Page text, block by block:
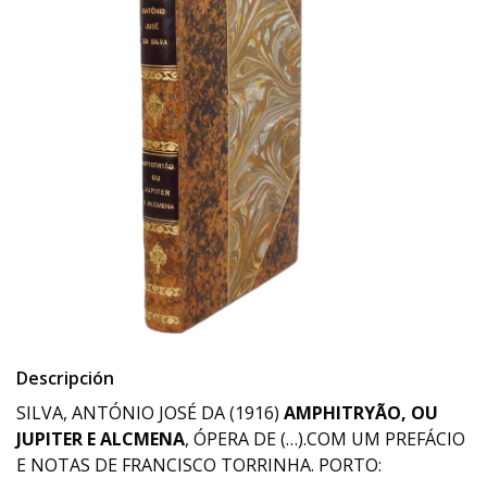
Descripción
SILVA, ANTÓNIO JOSÉ DA (1916) AMPHITRYÃO, OU
JUPITER E ALCMENA, ÓPERA DE (…).COM UM PREFÁCIO
E NOTAS DE FRANCISCO TORRINHA. PORTO: